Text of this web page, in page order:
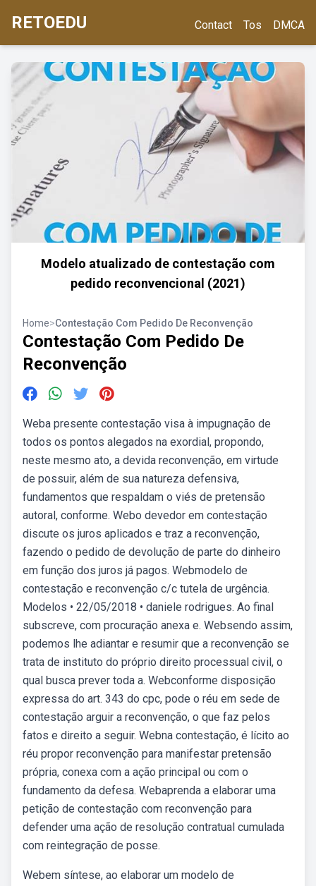
RETOEDU Contact Tos DMCA
Modelo atualizado de contestação com
pedido reconvencional (2021)
Home>Contestação Com Pedido De Reconvenção
Contestação Com Pedido De
Reconvenção
Weba presente contestação visa à impugnação de
todos os pontos alegados na exordial, propondo,
neste mesmo ato, a devida reconvenção, em virtude
de possuir, além de sua natureza defensiva,
fundamentos que respaldam o viés de pretensão
autoral, conforme. Webo devedor em contestação
discute os juros aplicados e traz a reconvenção,
fazendo o pedido de devolução de parte do dinheiro
em função dos juros já pagos. Webmodelo de
contestação e reconvenção c/c tutela de urgência.
Modelos • 22/05/2018 • daniele rodrigues. Ao final
subscreve, com procuração anexa e. Websendo assim,
podemos lhe adiantar e resumir que a reconvenção se
trata de instituto do próprio direito processual civil, o
qual busca prever toda a. Webconforme disposição
expressa do art. 343 do cpc, pode o réu em sede de
contestação arguir a reconvenção, o que faz pelos
fatos e direito a seguir. Webna contestação, é lícito ao
réu propor reconvenção para manifestar pretensão
própria, conexa com a ação principal ou com o
fundamento da defesa. Webaprenda a elaborar uma
petição de contestação com reconvenção para
defender uma ação de resolução contratual cumulada
com reintegração de posse.
Webem síntese, ao elaborar um modelo de